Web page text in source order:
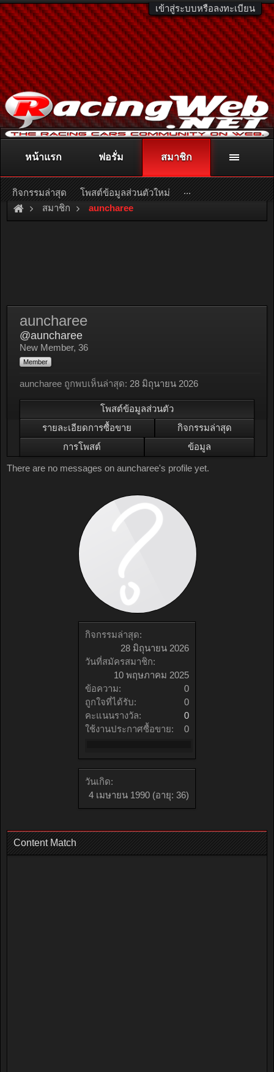
เข้าสู่ระบบหรือลงทะเบียน
ติดต่อลงโฆษณา racingweb@gmail.comหรือโทร. 081-811-1138
หรืออ่านรายละเอียดเพิ่มเติม คลิกที่นี่
สมาชิก auncharee
กิจกรรมล่าสุด:
28 มิถุนายน 2026
วันที่สมัครสมาชิก:
10 พฤษภาคม 2025
ข้อความ:
0
ถูกใจที่ได้รับ:
0
คะแนนรางวัล:
0
ใช้งานประกาศซื้อขาย:
0
วันเกิด:
4 เมษายน 1990 (อายุ: 36)
auncharee
@auncharee
New Member, 36
Member
auncharee ถูกพบเห็นล่าสุด: 28 มิถุนายน 2026
โพสต์ข้อมูลส่วนตัว
รายละเอียดการซื้อขาย
กิจกรรมล่าสุด
การโพสต์
ข้อมูล
There are no messages on auncharee's profile yet.
Content Match
หน้าแรก ฟอรั่ม สมาชิก
กิจกรรมล่าสุด โพสต์ข้อมูลส่วนตัวใหม่ ...